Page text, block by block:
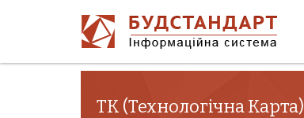
ТК (Технологічна Карта)